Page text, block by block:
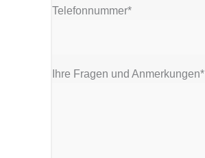
Telefonnummer*
Ihre Fragen und Anmerkungen*